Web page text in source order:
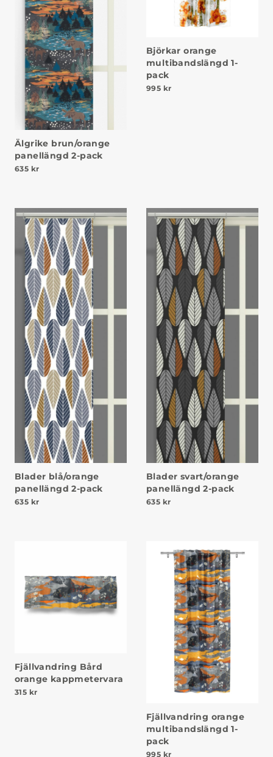
Älgrike brun/orange
panellängd 2-pack
635 kr
Björkar orange
multibandslängd 1-
pack
995 kr
Blader blå/orange
panellängd 2-pack
635 kr
Blader svart/orange
panellängd 2-pack
635 kr
Fjällvandring Bård
orange kappmetervara
315 kr
Fjällvandring orange
multibandslängd 1-
pack
995 kr